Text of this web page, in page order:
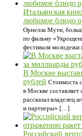
Итальянская
любимое блюдо
Орнелла Мути,
по фильму
фестиваля
В Москве
рублей Стоимость
в Москве
рассказал владелец
и партнеры» […]
Российский